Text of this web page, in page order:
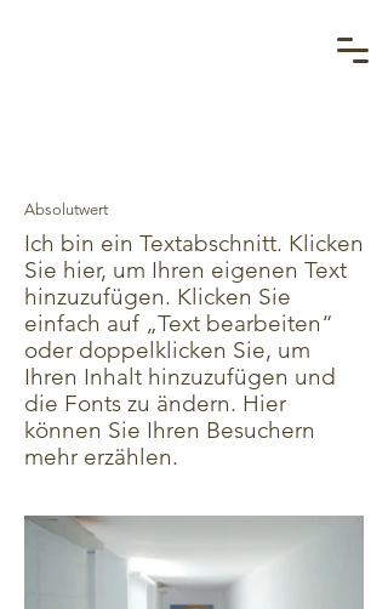
Absolutwert
Ich bin ein Textabschnitt. Klicken
Sie hier, um Ihren eigenen Text
hinzuzufügen. Klicken Sie
einfach auf „Text bearbeiten“
oder doppelklicken Sie, um
Ihren Inhalt hinzuzufügen und
die Fonts zu ändern. Hier
können Sie Ihren Besuchern
mehr erzählen.